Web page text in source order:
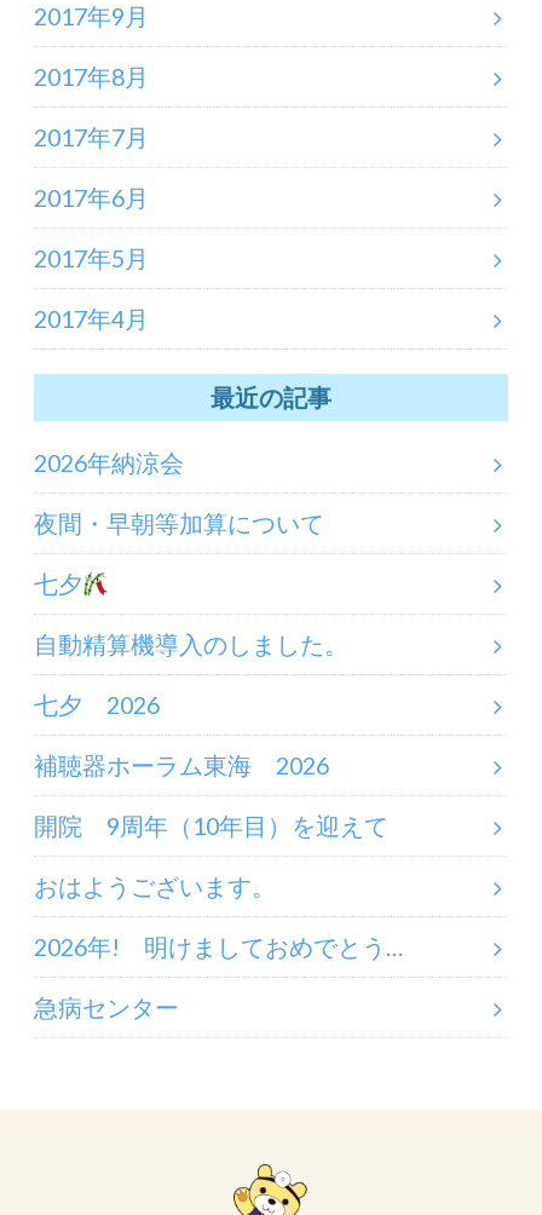
2017年9月
2017年8月
2017年7月
2017年6月
2017年5月
2017年4月
最近の記事
2026年納涼会
夜間・早朝等加算について
七夕
自動精算機導入のしました。
七夕 2026
補聴器ホーラム東海 2026
開院 9周年（10年目）を迎えて
おはようございます。
2026年! 明けましておめでとう…
急病センター